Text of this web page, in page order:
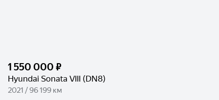
1 550 000 ₽
Hyundai Sonata VIII (DN8)
2021 / 96 199 км